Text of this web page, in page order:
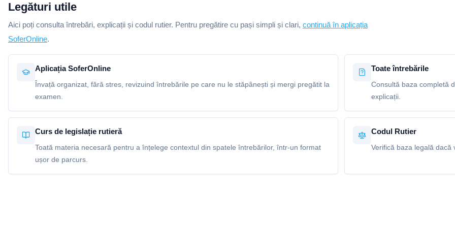
Legături utile
Aici poți consulta întrebări, explicații și codul rutier. Pentru pregătire cu pași simpli și clari, continuă în aplicația
SoferOnline.
Aplicația SoferOnline
Învață organizat, fără stres, revizuind întrebările pe care nu le stăpânești și mergi pregătit la
examen.
Toate întrebările
Consultă baza completă
explicații.
Curs de legislație rutieră
Toată materia necesară pentru a înțelege contextul din spatele întrebărilor, într-un format
ușor de parcurs.
Codul Rutier
Verifică baza legală dacă